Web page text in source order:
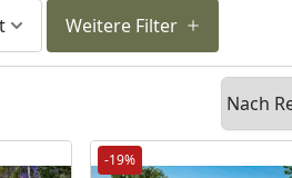
Weitere Filter
Sortieren
-19%